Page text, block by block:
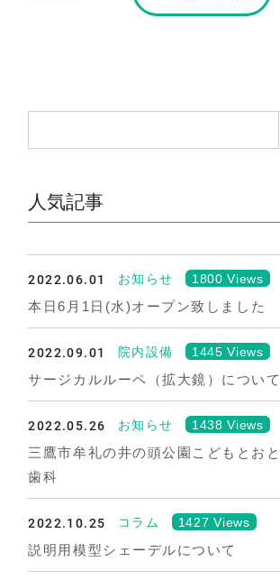
人気記事
2022.06.01 お知らせ 1800 Views
本日6月1日(水)オープン致しました
2022.09.01 院内設備 1445 Views
サージカルルーペ（拡大鏡）について
2022.05.26 お知らせ 1438 Views
三鷹市牟礼の井の頭公園こどもとお
歯科
2022.10.25 コラム 1427 Views
説明用模型シェーデルについて